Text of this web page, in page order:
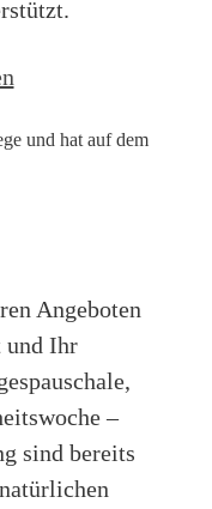
Angeboten
und Ihr
–
sind bereits